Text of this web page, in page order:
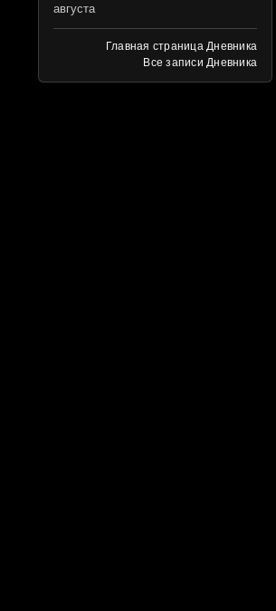
августа
Главная страница Дневника
Все записи Дневника